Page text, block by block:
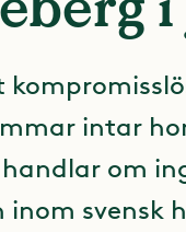
intar
om
svensk